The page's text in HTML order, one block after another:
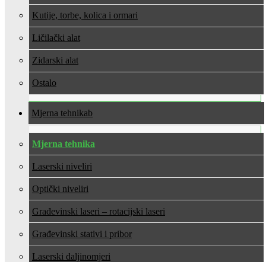
Kutije, torbe, kolica i ormari
Ličilački alat
Zidarski alat
Ostalo
Mjerna tehnika
Mjerna tehnika
Laserski niveliri
Optički niveliri
Građevinski laseri – rotacijski laseri
Građevinski stativi i pribor
Laserski daljinomjeri